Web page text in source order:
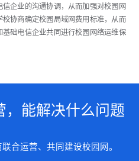
企业的沟通协调，从而加强对校园网
协商确定校园局域网费用标准，从而
础电信企业共同进行校园网络运维保
能解决什么问题
合运营、共同建设校园网。